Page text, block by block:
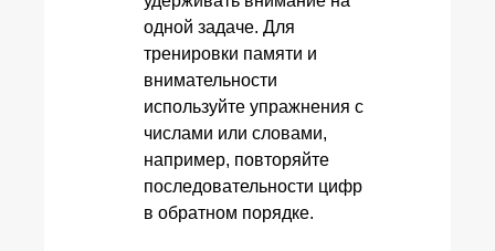
одной задаче. Для
тренировки памяти и
внимательности
используйте упражнения с
числами или словами,
например, повторяйте
последовательности цифр
в обратном порядке.